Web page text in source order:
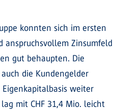
konnten sich im ersten
Zinsumfeld
gut behaupten. Die
die Kundengelder
weiter
mit CHF 31,4 Mio. leicht